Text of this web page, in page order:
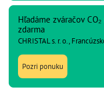
Hľadáme zváračov
zdarma
CHRISTAL s. r. o.,
Pozri ponuku